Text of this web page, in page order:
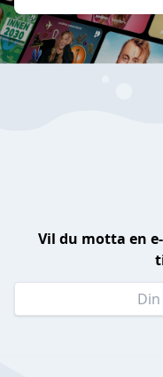
Vil du motta en